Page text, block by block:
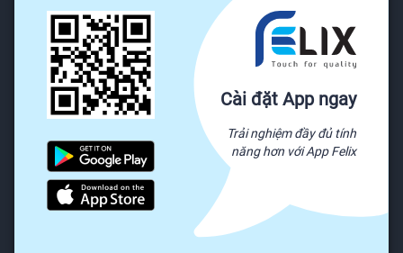
Đăng ký ngay
Chúng tôi sẽ không bao giờ chia sẻ thông tin email của bạn cho bên thứ ba.
Dịch vụ khách hàng
Trung tâm trợ giúp
Báo cáo lạm dụng
Gửi khiếu nại
Chính sách & Quy định
Được trả tiền khi bạn phản hồi
Cài đặt App ngay
Trải nghiệm đầy đủ tính
năng hơn với App Felix